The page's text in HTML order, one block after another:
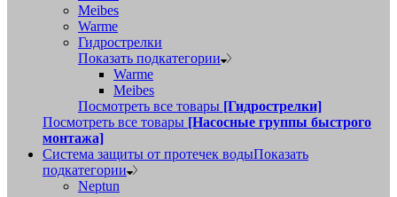
Meibes
Warme
Гидрострелки
Показать подкатегории
Warme
Meibes
Посмотреть все товары [Гидрострелки]
Посмотреть все товары [Насосные группы быстрого
монтажа]
Система защиты от протечек водыПоказать
подкатегории
Neptun